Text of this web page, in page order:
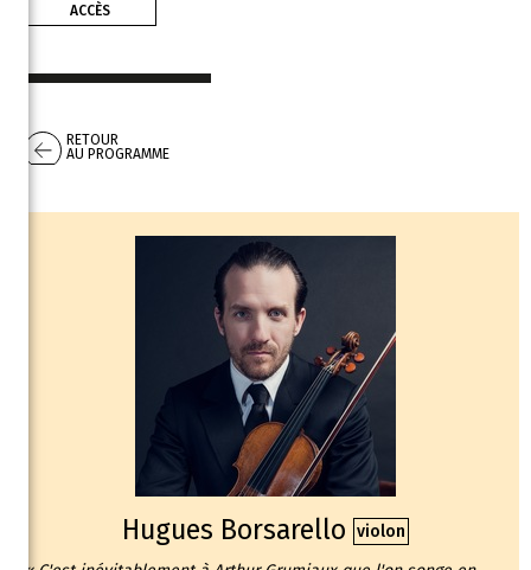
ACCÈS
RETOUR
AU PROGRAMME
Hugues Borsarello violon